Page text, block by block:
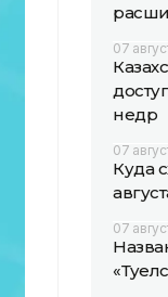
07
недр
07
Куда
07